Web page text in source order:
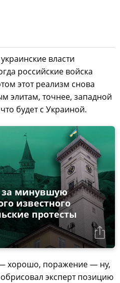
власти
российские войска
этот реализм снова
элитам, точнее, западной
будет с Украиной.
за минувшую
известного
протесты
хорошо, поражение — ну,
эксперт позицию